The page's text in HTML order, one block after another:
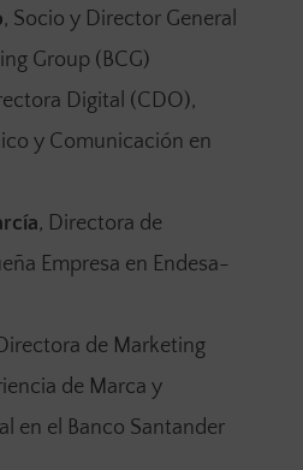
, Socio y Director General
Group (BCG)
Digital (CDO),
y Comunicación en
, Directora de
Empresa en Endesa-
de Marketing
de Marca y
en el Banco Santander